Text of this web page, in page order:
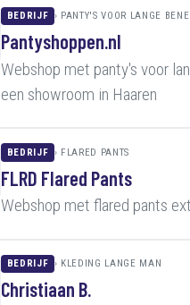
BEDRIJF PANTY'S VOOR LANGE
Pantyshoppen.nl
Webshop met panty's voor
een showroom in Haaren
BEDRIJF FLARED PANTS
FLRD Flared Pants
Webshop met flared pants
BEDRIJF KLEDING LANGE MAN
Christiaan B.